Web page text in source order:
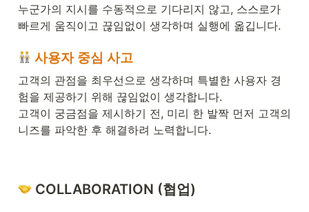
누군가의 지시를 수동적으로 기다리지 않고, 스스로가
빠르게 움직이고 끊임없이 생각하며 실행에 옮깁니다.
사용자 중심 사고
고객의 관점을 최우선으로 생각하며 특별한 사용자 경
험을 제공하기 위해 끊임없이 생각합니다.
고객이 궁금점을 제시하기 전, 미리 한 발짝 먼저 고객의
니즈를 파악한 후 해결하려 노력합니다.
COLLABORATION (협업)